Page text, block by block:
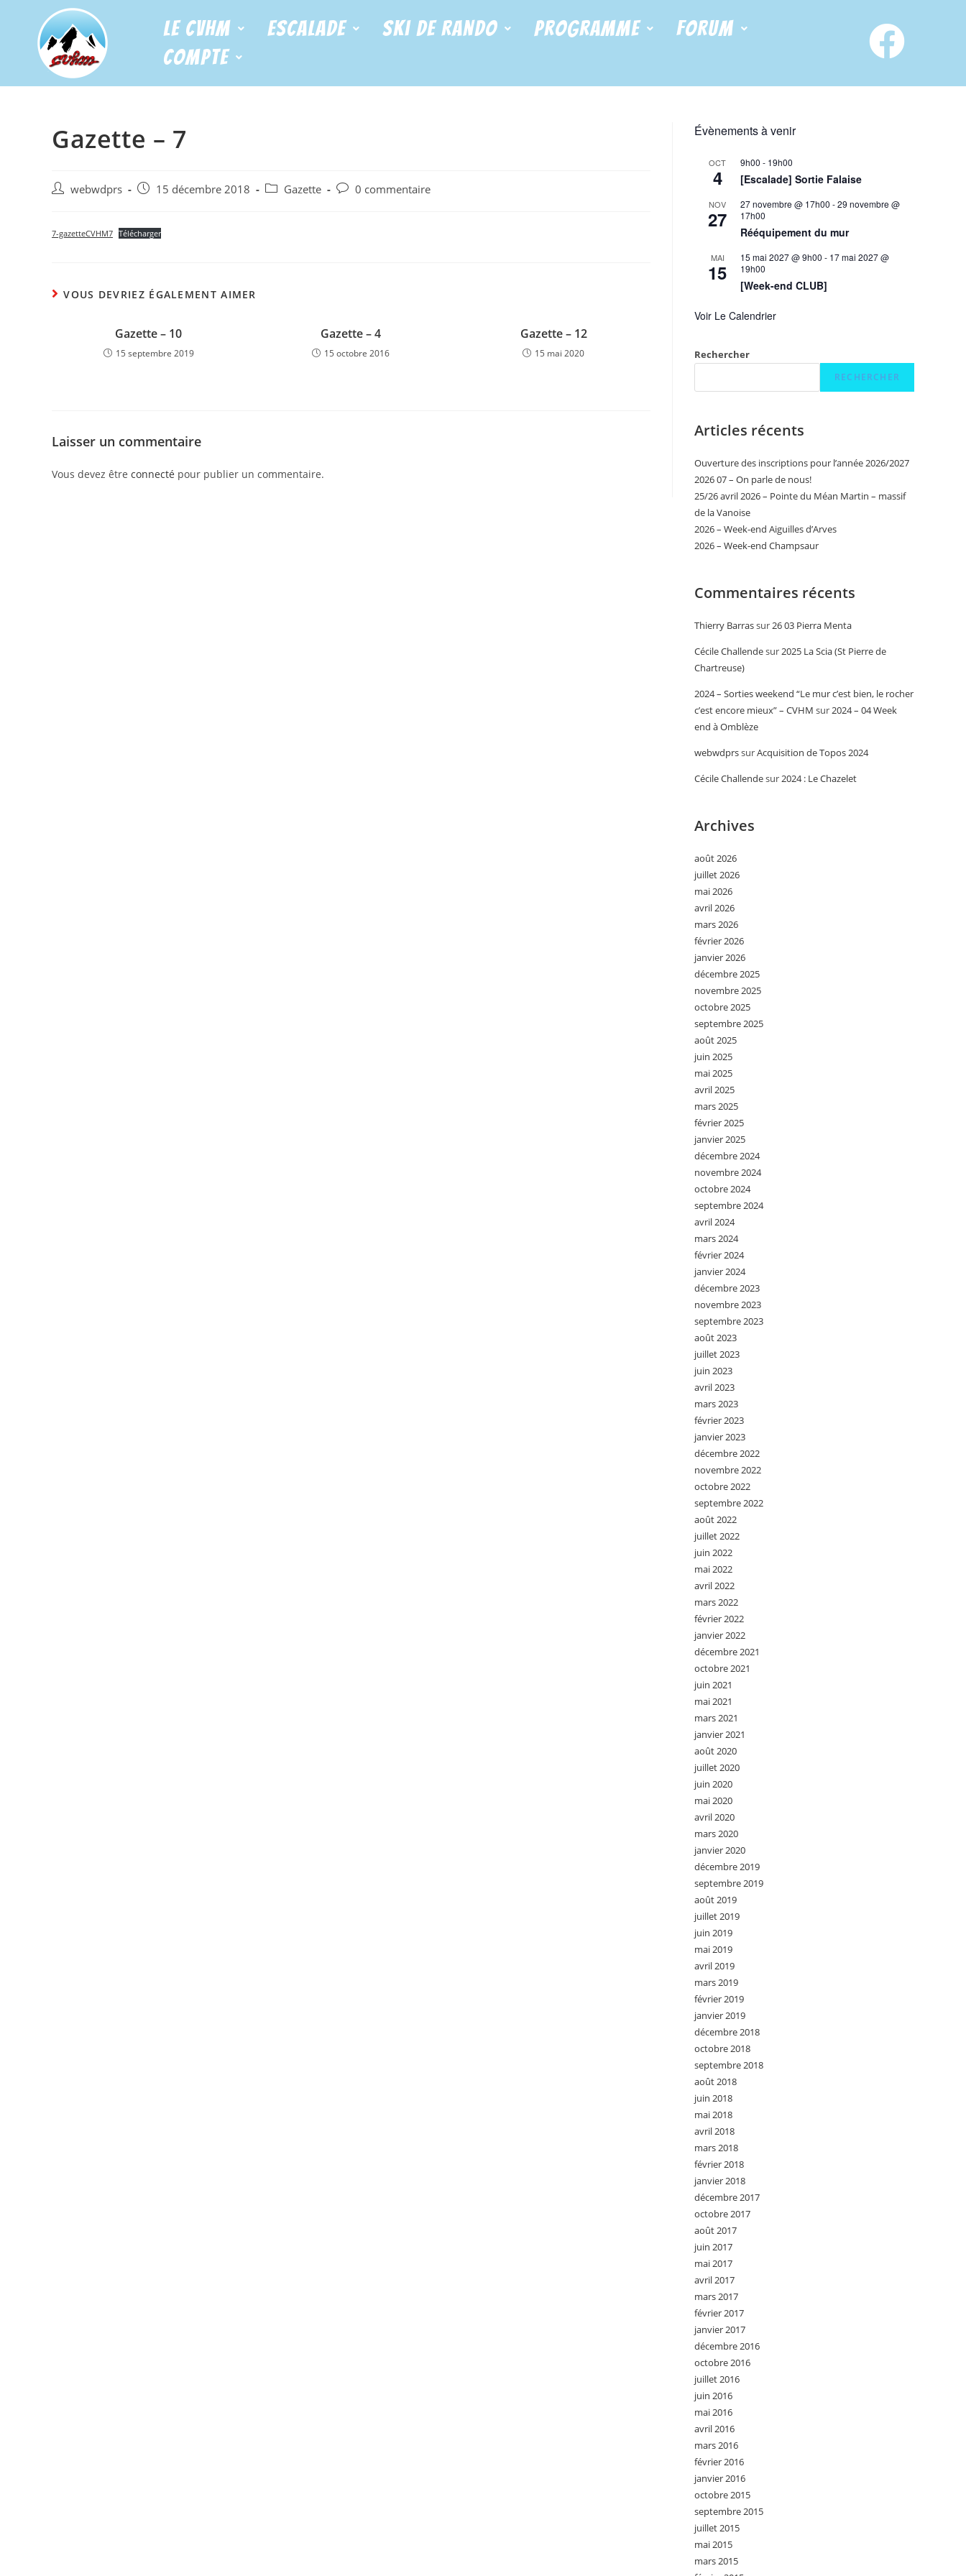
Le CVHM Escalade Ski de Rando Programme
FORUM
Compte
Gazette – 7
webwdprs 15 décembre 2018 Gazette 0 commentaire
7-gazetteCVHM7 Télécharger
VOUS DEVRIEZ ÉGALEMENT AIMER
Gazette – 10
15 septembre 2019
Gazette – 4
15 octobre 2016
Gazette – 12
15 mai 2020
Laisser un commentaire
Vous devez être connecté pour publier un commentaire.
Évènements à venir
OCT
4
9h00 - 19h00
[Escalade] Sortie Falaise
NOV
27
27 novembre @ 17h00 -29 novembre @
17h00
Rééquipement du mur
MAI
15
15 mai 2027 @ 9h00 - 17 mai 2027 @
19h00
[Week-end CLUB]
Voir Le Calendrier
Rechercher
RECHERCHER
Articles récents
Ouverture des inscriptions pour l’année 2026/2027
2026 07 – On parle de nous!
25/26 avril 2026 – Pointe du Méan Martin – massif
de la Vanoise
2026 – Week-end Aiguilles d’Arves
2026 – Week-end Champsaur
Commentaires récents
Thierry Barrassur26 03 Pierra Menta
Cécile Challendesur2025 La Scia (St Pierre de
Chartreuse)
2024 – Sorties weekend “Le mur c’est bien, le rocher
c’est encore mieux” – CVHM sur2024 – 04 Week
end à Omblèze
webwdprssurAcquisition de Topos 2024
Cécile Challendesur2024 : Le Chazelet
Archives
août 2026
juillet 2026
mai 2026
avril 2026
mars 2026
février 2026
janvier 2026
décembre 2025
novembre 2025
octobre 2025
septembre 2025
août 2025
juin 2025
mai 2025
avril 2025
mars 2025
février 2025
janvier 2025
décembre 2024
novembre 2024
octobre 2024
septembre 2024
avril 2024
mars 2024
février 2024
janvier 2024
décembre 2023
novembre 2023
septembre 2023
août 2023
juillet 2023
juin 2023
avril 2023
mars 2023
février 2023
janvier 2023
décembre 2022
novembre 2022
octobre 2022
septembre 2022
août 2022
juillet 2022
juin 2022
mai 2022
avril 2022
mars 2022
février 2022
janvier 2022
décembre 2021
octobre 2021
juin 2021
mai 2021
mars 2021
janvier 2021
août 2020
juillet 2020
juin 2020
mai 2020
avril 2020
mars 2020
janvier 2020
décembre 2019
septembre 2019
août 2019
juillet 2019
juin 2019
mai 2019
avril 2019
mars 2019
février 2019
janvier 2019
décembre 2018
octobre 2018
septembre 2018
août 2018
juin 2018
mai 2018
avril 2018
mars 2018
février 2018
janvier 2018
décembre 2017
octobre 2017
août 2017
juin 2017
mai 2017
avril 2017
mars 2017
février 2017
janvier 2017
décembre 2016
octobre 2016
juillet 2016
juin 2016
mai 2016
avril 2016
mars 2016
février 2016
janvier 2016
octobre 2015
septembre 2015
juillet 2015
mai 2015
mars 2015